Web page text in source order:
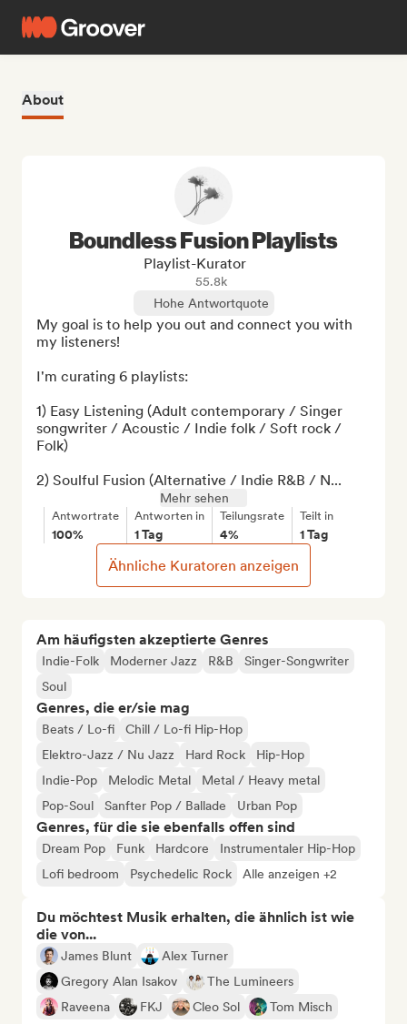
About
Am häufigsten akzeptierte Genres
Indie-Folk Moderner Jazz R&B
Singer-Songwriter
Soul
Genres, die er/sie mag
Beats / Lo-fi
Chill / Lo-fi Hip-Hop
Elektro-Jazz / Nu Jazz
Hard Rock
Hip-Hop
Indie-Pop
Melodic Metal
Metal / Heavy metal
Pop-Soul
Sanfter Pop / Ballade Urban Pop
Genres, für die sie ebenfalls offen sind
Dream Pop Funk Hardcore
Instrumentaler Hip-Hop
Lofi bedroom
Psychedelic Rock Alle anzeigen +2
Du möchtest Musik erhalten, die ähnlich ist wie
die von...
James Blunt
Alex Turner
Gregory Alan Isakov
The Lumineers
Raveena
FKJ Cleo Sol
Tom Misch
Boundless Fusion Playlists
Playlist-Kurator
55.8k
Hohe Antwortquote
My goal is to help you out and connect you with
my listeners!
I'm curating 6 playlists:
1) Easy Listening (Adult contemporary / Singer
songwriter / Acoustic / Indie folk / Soft rock /
Folk)
2) Soulful Fusion (Alternative / Indie R&B / N...
Mehr sehen
Antwortrate
100%
Antworten in
1 Tag
Teilungsrate
4%
Teilt in
1 Tag
Ähnliche Kuratoren anzeigen